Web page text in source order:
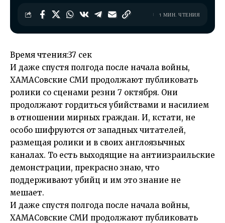
1 МИН. ЧТЕНИЯ
Время чтения:37 сек
И даже спустя полгода после начала войны,
ХАМАСовские СМИ продолжают публиковать
ролики со сценами резни 7 октября. Они
продолжают гордиться убийствами и насилием
в отношении мирных граждан. И, кстати, не
особо шифруются от западных читателей,
размещая ролики и в своих англоязычных
каналах. То есть выходящие на антиизраильские
демонстрации, прекрасно знаю, что
поддерживают убийц и им это знание не
мешает.
И даже спустя полгода после начала войны,
ХАМАСовские СМИ продолжают публиковать